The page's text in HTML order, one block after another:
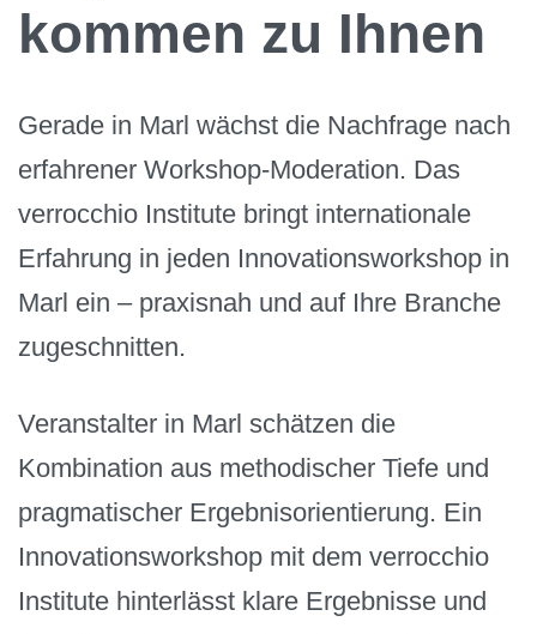
kommen zu Ihnen
Gerade in Marl wächst die Nachfrage nach
erfahrener Workshop-Moderation. Das
verrocchio Institute bringt internationale
Erfahrung in jeden Innovationsworkshop in
Marl ein – praxisnah und auf Ihre Branche
zugeschnitten.
Veranstalter in Marl schätzen die
Kombination aus methodischer Tiefe und
pragmatischer Ergebnisorientierung. Ein
Innovationsworkshop mit dem verrocchio
Institute hinterlässt klare Ergebnisse und